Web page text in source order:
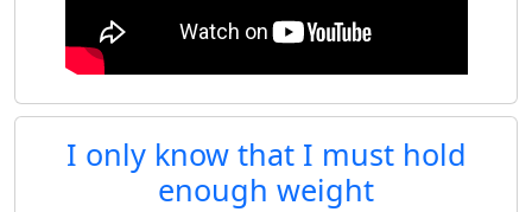
I only know that I must hold
enough weight